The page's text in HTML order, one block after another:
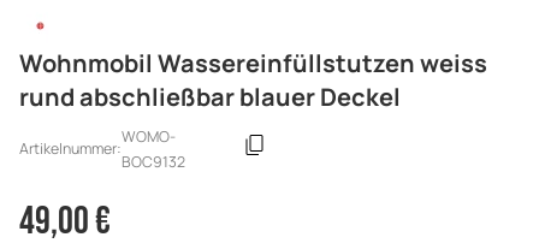
Wohnmobil Wassereinfüllstutzen weiss
rund abschließbar blauer Deckel
Artikelnummer:
WOMO-
BOC9132
49,00 €